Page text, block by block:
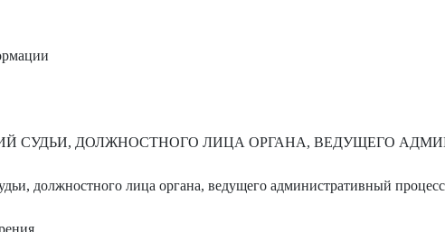
СУДЬИ, ДОЛЖНОСТНОГО ЛИЦА ОРГАНА, ВЕДУЩЕГО
должностного лица органа, ведущего административный процесс